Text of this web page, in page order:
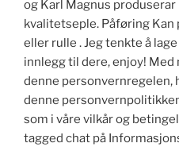
og Karl Magnus
kvalitetseple. Påføring Kan
eller rulle . Jeg tenkte å
innlegg til dere, enjoy!
denne personvernregelen,
denne
som i våre vilkår og
tagged chat på